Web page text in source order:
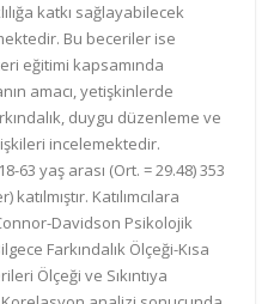
katkı sağlayabilecek
Bu beceriler ise
eğitimi kapsamında
amacı, yetişkinlerde
duygu düzenleme ve
incelemektedir.
63 yaş arası (Ort. = 29.48) 353
Katılımcılara
Davidson Psikolojik
Farkındalık Ölçeği-Kısa
Ölçeği ve Sıkıntıya